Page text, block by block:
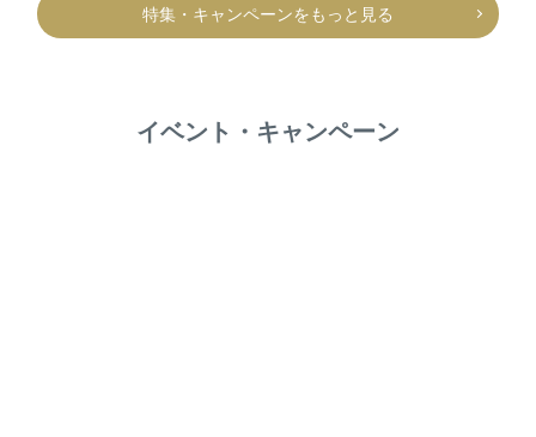
特集・キャンペーンをもっと見る
イベント・キャンペーン